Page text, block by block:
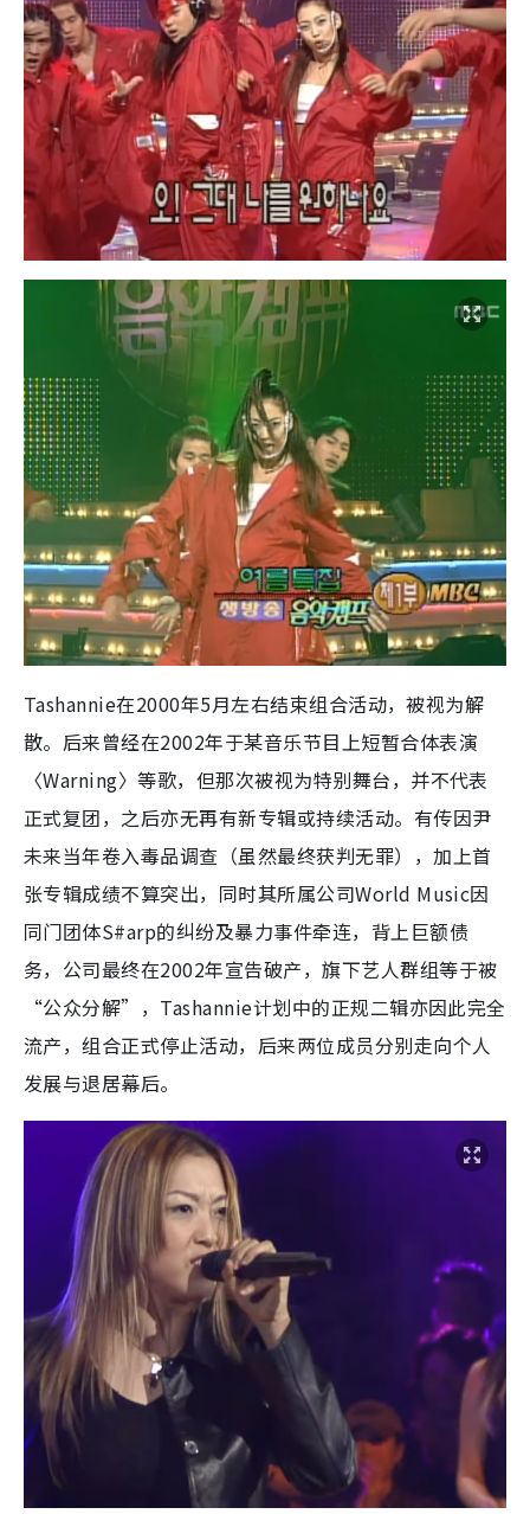
Tashannie在2000年5月左右结束组合活动，被视为解
散。后来曾经在2002年于某音乐节目上短暂合体表演
〈Warning〉等歌，但那次被视为特别舞台，并不代表
正式复团，之后亦无再有新专辑或持续活动。有传因尹
未来当年卷入毒品调查（虽然最终获判无罪），加上首
张专辑成绩不算突出，同时其所属公司World Music因
同门团体S#arp的纠纷及暴力事件牵连，背上巨额债
务，公司最终在2002年宣告破产，旗下艺人群组等于被
“公众分解”，Tashannie计划中的正规二辑亦因此完全
流产，组合正式停止活动，后来两位成员分别走向个人
发展与退居幕后。